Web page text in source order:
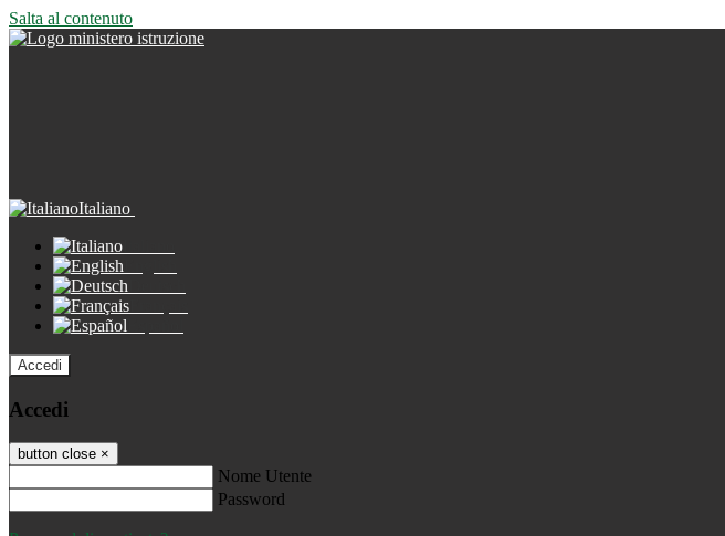
Salta al contenuto
Italiano
Accedi
Accedi
button close ×
Nome Utente
Password